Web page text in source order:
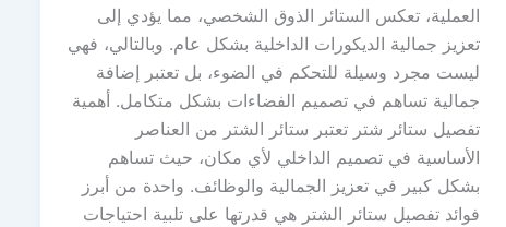
العملية، تعكس الستائر الذوق الشخصي، مما يؤدي إلى
تعزيز جمالية الديكورات الداخلية بشكل عام. وبالتالي، فهي
ليست مجرد وسيلة للتحكم في الضوء، بل تعتبر إضافة
جمالية تساهم في تصميم الفضاءات بشكل متكامل. أهمية
تفصيل ستائر شتر تعتبر ستائر الشتر من العناصر
الأساسية في تصميم الداخلي لأي مكان، حيث تساهم
بشكل كبير في تعزيز الجمالية والوظائف. واحدة من أبرز
فوائد تفصيل ستائر الشتر هي قدرتها على تلبية احتياجات